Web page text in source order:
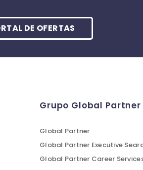
DE OFERTAS
Grupo Global Partner
Global Partner
Global Partner Executive
Global Partner Career